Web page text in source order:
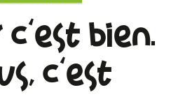
bien.
c'est